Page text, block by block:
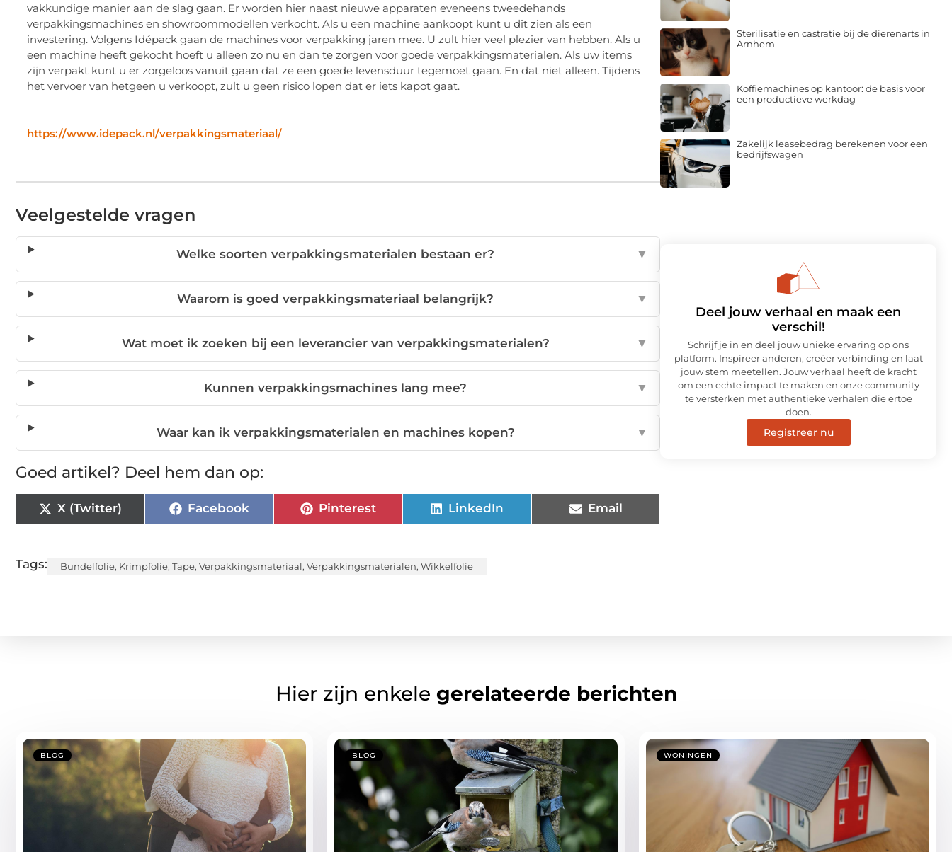
vakkundige manier aan de slag gaan. Er worden hier naast nieuwe apparaten eveneens tweedehands
verpakkingsmachines en showroommodellen verkocht. Als u een machine aankoopt kunt u dit zien als een
investering. Volgens Idépack gaan de machines voor verpakking jaren mee. U zult hier veel plezier van hebben. Als u
een machine heeft gekocht hoeft u alleen zo nu en dan te zorgen voor goede verpakkingsmaterialen. Als uw items
zijn verpakt kunt u er zorgeloos vanuit gaan dat ze een goede levensduur tegemoet gaan. En dat niet alleen. Tijdens
het vervoer van hetgeen u verkoopt, zult u geen risico lopen dat er iets kapot gaat.
https://www.idepack.nl/verpakkingsmateriaal/
Veelgestelde vragen
Welke soorten verpakkingsmaterialen bestaan er? ▼
Waarom is goed verpakkingsmateriaal belangrijk? ▼
Wat moet ik zoeken bij een leverancier van verpakkingsmaterialen? ▼
Kunnen verpakkingsmachines lang mee? ▼
Waar kan ik verpakkingsmaterialen en machines kopen? ▼
Goed artikel? Deel hem dan op:
X (Twitter) Facebook Pinterest LinkedIn Email
Tags: Bundelfolie, Krimpfolie, Tape, Verpakkingsmateriaal, Verpakkingsmaterialen, Wikkelfolie
Sterilisatie en castratie bij de dierenarts in
Arnhem
Koffiemachines op kantoor: de basis voor
een productieve werkdag
Zakelijk leasebedrag berekenen voor een
bedrijfswagen
Deel jouw verhaal en maak een
verschil!
Schrijf je in en deel jouw unieke ervaring op ons
platform. Inspireer anderen, creëer verbinding en laat
jouw stem meetellen. Jouw verhaal heeft de kracht
om een echte impact te maken en onze community
te versterken met authentieke verhalen die ertoe
doen.
Registreer nu
Hier zijn enkele gerelateerde berichten
BLOG BLOG WONINGEN